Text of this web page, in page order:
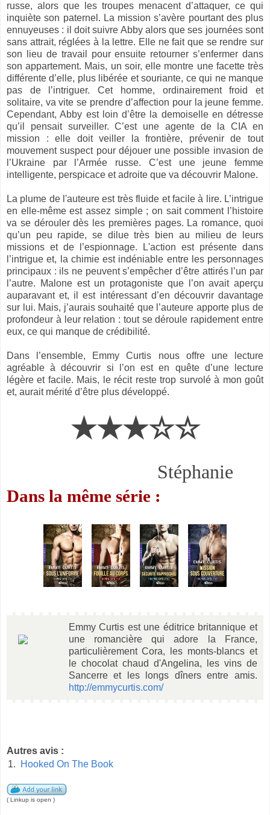
russe, alors que les troupes menacent d’attaquer, ce qui
inquiète son paternel. La mission s’avère pourtant des plus
ennuyeuses : il doit suivre Abby alors que ses journées sont
sans attrait, réglées à la lettre. Elle ne fait que se rendre sur
son lieu de travail pour ensuite retourner s’enfermer dans
son appartement. Mais, un soir, elle montre une facette très
différente d’elle, plus libérée et souriante, ce qui ne manque
pas de l’intriguer. Cet homme, ordinairement froid et
solitaire, va vite se prendre d’affection pour la jeune femme.
Cependant, Abby est loin d’être la demoiselle en détresse
qu’il pensait surveiller. C’est une agente de la CIA en
mission : elle doit veiller la frontière, prévenir de tout
mouvement suspect pour déjouer une possible invasion de
l’Ukraine par l’Armée russe. C’est une jeune femme
intelligente, perspicace et adroite que va découvrir Malone.
La plume de l'auteure est très fluide et facile à lire. L’intrigue
en elle-même est assez simple ; on sait comment l’histoire
va se dérouler dès les premières pages. La romance, quoi
qu’un peu rapide, se dilue très bien au milieu de leurs
missions et de l’espionnage. L'action est présente dans
l’intrigue et, la chimie est indéniable entre les personnages
principaux : ils ne peuvent s’empêcher d’être attirés l’un par
l’autre. Malone est un protagoniste que l’on avait aperçu
auparavant et, il est intéressant d’en découvrir davantage
sur lui. Mais, j’aurais souhaité que l’auteure apporte plus de
profondeur à leur relation : tout se déroule rapidement entre
eux, ce qui manque de crédibilité.
Dans l’ensemble, Emmy Curtis nous offre une lecture
agréable à découvrir si l’on est en quête d’une lecture
légère et facile. Mais, le récit reste trop survolé à mon goût
et, aurait mérité d’être plus développé.
★★★☆☆
Stéphanie
Dans la même série :
Emmy Curtis est une éditrice britannique et
une romancière qui adore la France,
particulièrement Cora, les monts-blancs et
le chocolat chaud d'Angelina, les vins de
Sancerre et les longs dîners entre amis.
http://emmycurtis.com/
Autres avis :
1.
Hooked On The Book
( Linkup is open )